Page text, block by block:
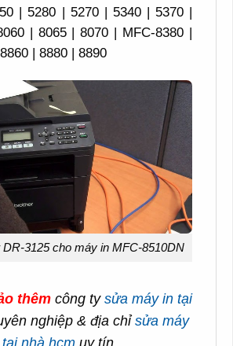
| 5280 | 5270 | 5340 | 5370 |
| 8065 | 8070 | MFC-8380 |
| 8880 | 8890
3125 cho máy in MFC-8510DN
thêmcông ty sửa máy in tại
nghiệp & địa chỉsửa máy